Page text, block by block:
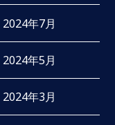
2024年7月
2024年5月
2024年3月